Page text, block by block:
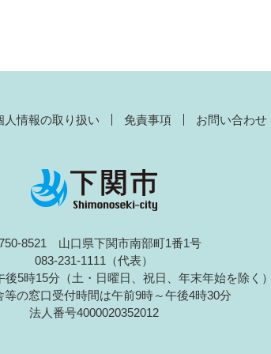
人情報の取り扱い 免責事項 お問い合わせ
8521 山口県下関市南部町1番1号
083-231-1111（代表）
後5時15分（土・日曜日、祝日、年末年始を除く）
の窓口受付時間は午前9時～午後4時30分
法人番号4000020352012